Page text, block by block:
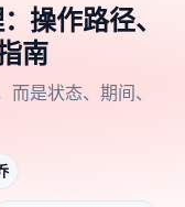
操作路径、
南
是状态、期间、